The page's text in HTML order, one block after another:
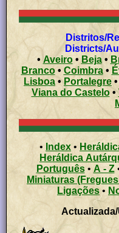
Distritos/Regiões
Districts/
• Aveiro• Beja•
Branco• Coimbra•
Lisboa • Portalegre •
Viana do Castelo•
• Index •
Heráldica
Português• A - Z
Miniaturas
Ligações •